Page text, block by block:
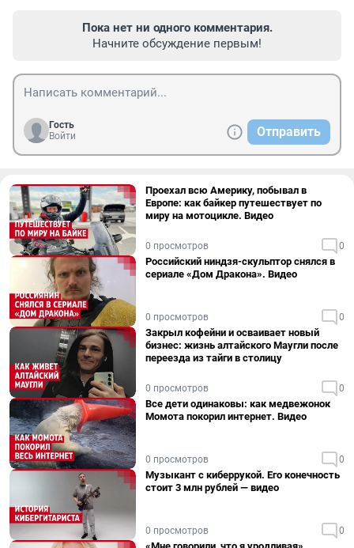
Пока нет ни одного комментария.
Начните обсуждение первым!
Гость
Войти
Отправить
Проехал всю Америку, побывал в
Европе: как байкер путешествует по
миру на мотоцикле. Видео
0 просмотров 0
Российский ниндзя-скульптор снялся в
сериале «Дом Дракона». Видео
0 просмотров 0
Закрыл кофейни и осваивает новый
бизнес: жизнь алтайского Маугли после
переезда из тайги в столицу
0 просмотров 0
Все дети одинаковы: как медвежонок
Момота покорил интернет. Видео
0 просмотров 0
Музыкант с киберрукой. Его конечность
стоит 3 млн рублей — видео
0 просмотров 0